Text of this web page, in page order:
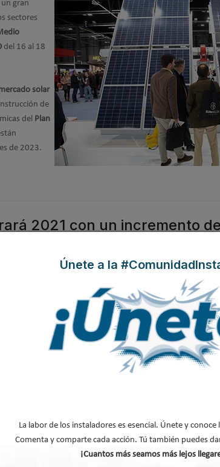
gran
sectores
del 16 al 18
solar
de
del Plan
de 2023.
2021 con un incremento
los primeros
los últimos
estas
por
unida a
más
preveía un ‘crecimiento cero’. En el escenario
Únete a la
La labor de los instaladores es esencial. Únete y conoce
Comenta y comparte cada acción. Tú también puedes
¡Cuantos más seamos más lejos